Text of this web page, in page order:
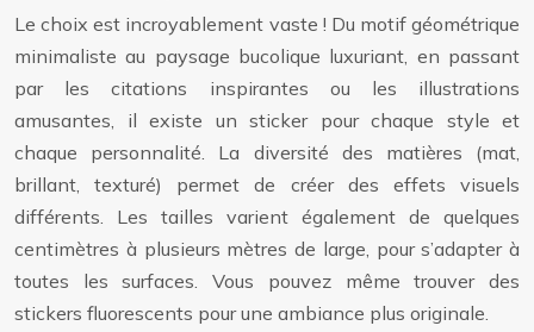
Le choix est incroyablement vaste ! Du motif géométrique
minimaliste au paysage bucolique luxuriant, en passant
par les citations inspirantes ou les illustrations
amusantes, il existe un sticker pour chaque style et
chaque personnalité. La diversité des matières (mat,
brillant, texturé) permet de créer des effets visuels
différents. Les tailles varient également de quelques
centimètres à plusieurs mètres de large, pour s’adapter à
toutes les surfaces. Vous pouvez même trouver des
stickers fluorescents pour une ambiance plus originale.